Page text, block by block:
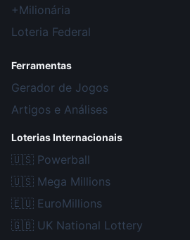
+Milionária
Loteria Federal
Ferramentas
Gerador de Jogos
Artigos e Análises
Loterias Internacionais
🇺🇸 Powerball
🇺🇸 Mega Millions
🇪🇺 EuroMillions
🇬🇧 UK National Lottery